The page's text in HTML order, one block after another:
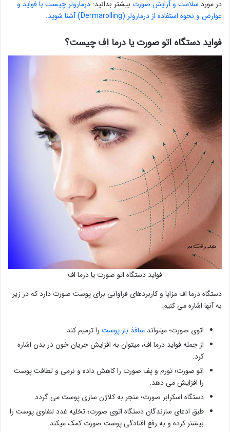
در مورد سلامت و آرایش صورت بیشتر بدانید: درمارولر چیست با فواید و
عوارض و نحوه استفاده از درمارولر (Dermarolling) آشنا شوید
.
فواید دستگاه اتو صورت یا درما اف چیست؟
فواید دستگاه اتو صورت یا درما اف
دستگاه درما اف مزایا و کاربردهای فراوانی برای پوست صورت دارد که در زیر
به آنها اشاره می کنیم:
اتوی صورت؛ میتواند منافذ باز پوست را ترمیم کند.
از جمله فواید درما اف، میتوان به افزایش جریان خون در بدن اشاره
کرد.
اتو صورت؛ تورم و پف صورت را کاهش داده و نرمی و لطافت پوست
را افزایش می دهد.
دستگاه اسکرابر صورت؛ منجر به کلاژن سازی پوست می گردد.
طبق ادعای سازندگان دستگاه اتوی صورت؛ تخلیه غدد لنفاوی پوست را
بیشتر کرده و به رفع افتادگی پوست صورت کمک میکند.